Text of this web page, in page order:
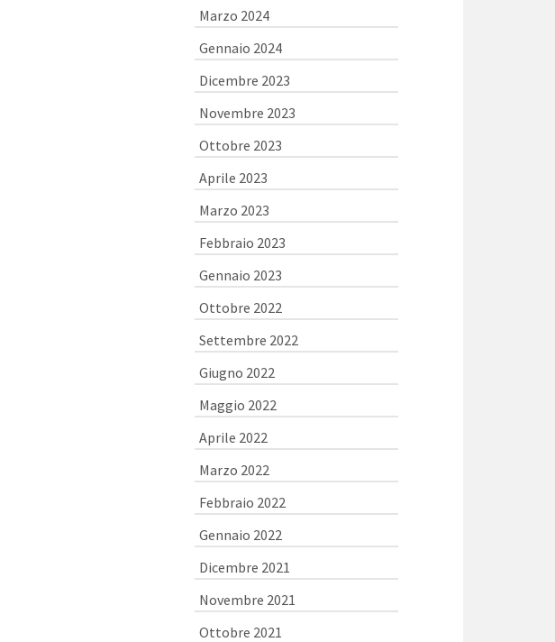
Marzo 2024
Gennaio 2024
Dicembre 2023
Novembre 2023
Ottobre 2023
Aprile 2023
Marzo 2023
Febbraio 2023
Gennaio 2023
Ottobre 2022
Settembre 2022
Giugno 2022
Maggio 2022
Aprile 2022
Marzo 2022
Febbraio 2022
Gennaio 2022
Dicembre 2021
Novembre 2021
Ottobre 2021